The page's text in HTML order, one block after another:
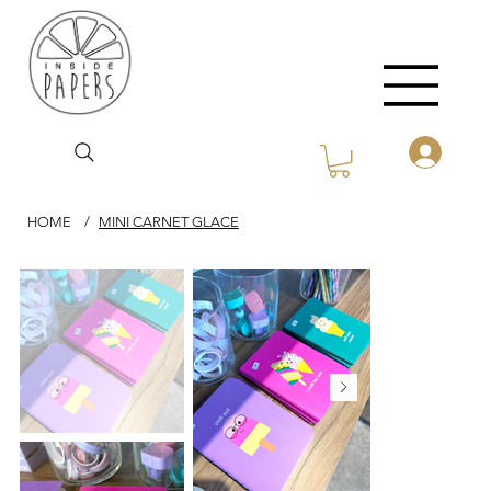
HOME / MINI CARNET GLACE